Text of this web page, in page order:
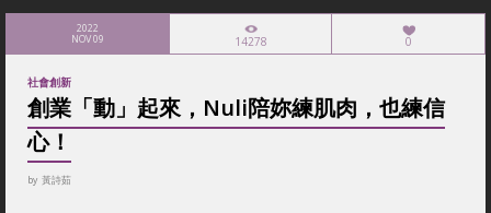
2022
NOV 09 14278 0
社會創新
創業「動」起來，Nuli陪妳練肌肉，也練信
心！
by 黃詩茹